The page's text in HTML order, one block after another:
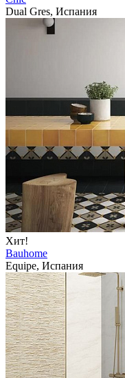
Dual Gres, Испания
Хит!
Bauhome
Equipe, Испания